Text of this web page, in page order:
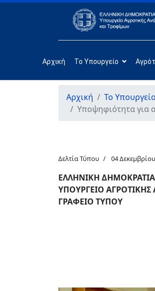
Αρχική Το Υπουργείο
Αρχική Το Υπουργείο
Υποψηφιότητα για
Δελτία Τύπου 04
ΕΛΛΗΝΙΚΗ ΔΗΜΟΚΡΑΤΙΑ
ΥΠΟΥΡΓΕΙΟ
ΓΡΑΦΕΙΟ ΤΥΠΟΥ